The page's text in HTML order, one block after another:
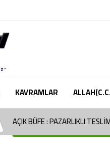
KAVRAMLAR
AÇIK BÜFE : PAZARLIKLI